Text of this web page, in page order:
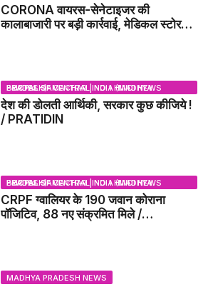
CORONA वायरस-सेनेटाइजर की
कालाबाजारी पर बड़ी कार्रवाई, मेडिकल स्टोर
BHOPAL SAMACHAR | NO 1 HINDI NEWS PORTAL OF CENTRAL INDIA (MADHYA PRADESH)
देश की डोलती आर्थिकी, सरकार कुछ कीजिये !
/ PRATIDIN
BHOPAL SAMACHAR | NO 1 HINDI NEWS PORTAL OF CENTRAL INDIA (MADHYA PRADESH)
CRPF ग्वालियर के 190 जवान कोराना
पॉजिटिव, 88 नए संक्रमित मिले /
MADHYA PRADESH NEWS